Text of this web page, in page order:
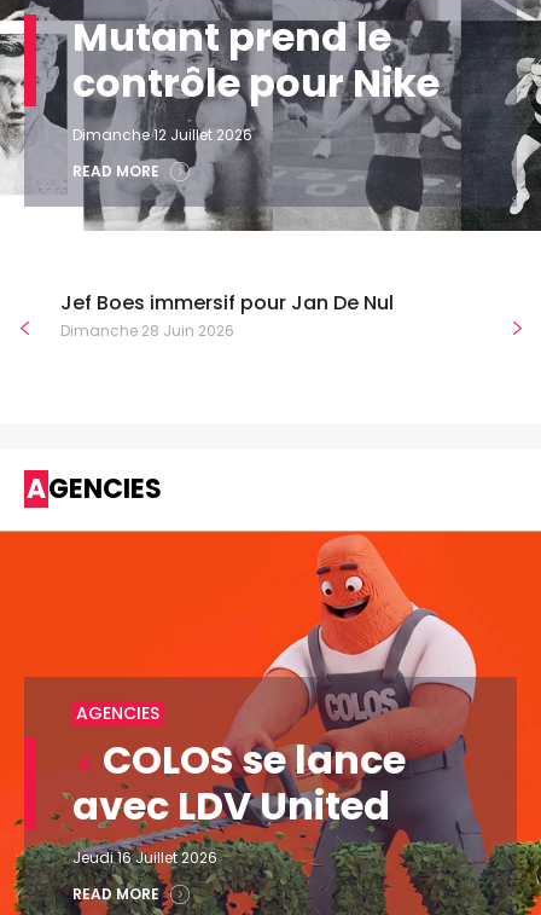
Mutant prend le
contrôle pour Nike
Dimanche 12 Juillet 2026
READ MORE
Jef Boes immersif pour Jan De Nul
Dimanche 28 Juin 2026
AGENCIES
AGENCIES
COLOS se lance
avec LDV United
Jeudi 16 Juillet 2026
READ MORE